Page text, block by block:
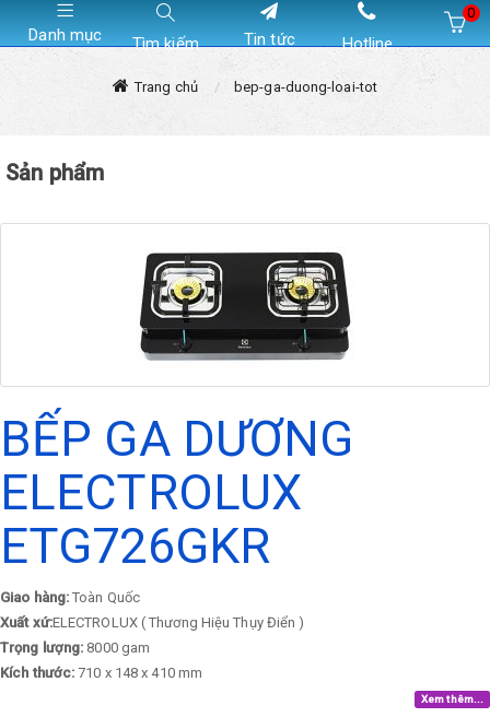
Danh mục Tìm kiếm Tin tức Hotline
0
Trang chủ bep-ga-duong-loai-tot
Sản phẩm
BẾP GA DƯƠNG
ELECTROLUX
ETG726GKR
Giao hàng: Toàn Quốc
Xuất xứ:ELECTROLUX ( Thương Hiệu Thụy Điển )
Trọng lượng: 8000 gam
Kích thước: 710 x 148 x 410 mm
Xem thêm...